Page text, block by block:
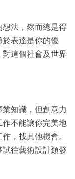
想法，然而總是得
於表達是你的優
這個社會及世界
知識，但創意力
作不能讓你完美地
，找其他機會。
試往藝術設計類發